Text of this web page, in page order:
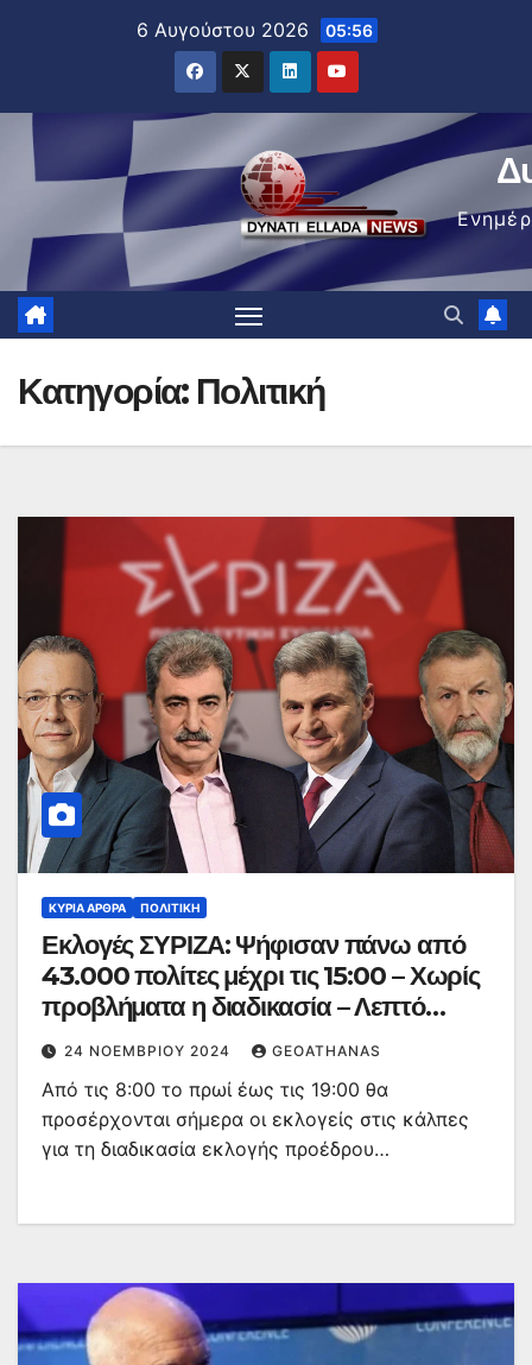
6 Αυγούστου 2026 05:56
Κατηγορία: Πολιτική
ΚΥΡΙΑ ΑΡΘΡΑ ΠΟΛΙΤΙΚΉ
Εκλογές ΣΥΡΙΖΑ: Ψήφισαν πάνω από
43.000 πολίτες μέχρι τις 15:00 – Χωρίς
προβλήματα η διαδικασία – Λεπτό
προς λεπτό οι εξελίξεις
24 ΝΟΕΜΒΡΊΟΥ 2024 GEOATHANAS
Από τις 8:00 το πρωί έως τις 19:00 θα
προσέρχονται σήμερα οι εκλογείς στις κάλπες
για τη διαδικασία εκλογής προέδρου…